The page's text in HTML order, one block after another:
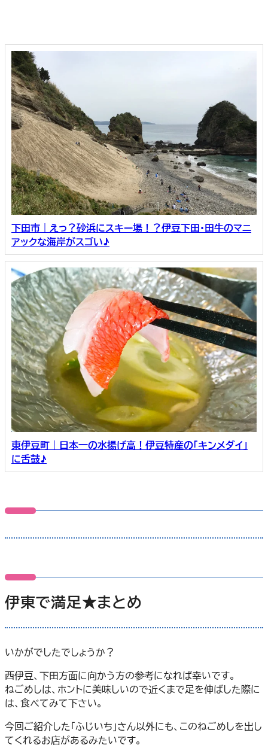
下田市｜えっ？砂浜にスキー場！？伊豆下田・田牛のマニ
アックな海岸がスゴい♪
東伊豆町｜日本一の水揚げ高！伊豆特産の「キンメダイ」
に舌鼓♪
伊東で満足★まとめ
いかがでしたでしょうか？
西伊豆、下田方面に向かう方の参考になれば幸いです。
ねごめしは、ホントに美味しいので近くまで足を伸ばした際に
は、食べてみて下さい。
今回ご紹介した「ふじいち」さん以外にも、このねごめしを出し
てくれるお店があるみたいです。